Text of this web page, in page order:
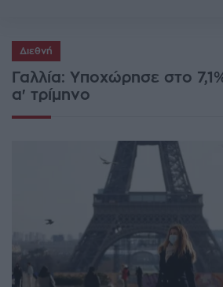
Διεθνή
Γαλλία: Υποχώρησε στο
α' τρίμηνο